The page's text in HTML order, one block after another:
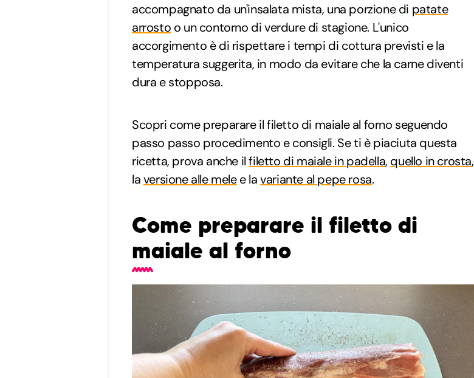
accompagnato da un'insalata mista, una porzione di patate
arrosto o un contorno di verdure di stagione. L'unico
accorgimento è di rispettare i tempi di cottura previsti e la
temperatura suggerita, in modo da evitare che la carne diventi
dura e stopposa.
Scopri come preparare il filetto di maiale al forno seguendo
passo passo procedimento e consigli. Se ti è piaciuta questa
ricetta, prova anche ilfiletto di maiale in padella, quello in crosta,
laversione alle melee lavariante al pepe rosa.
Come preparare il filetto di
maiale al forno